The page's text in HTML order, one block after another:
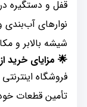
قفل و دستگیره
نوارهای آب‌بندی
شیشه بالابر و
🌟 مزایای خرید
فروشگاه اینترنتی
تأمین قطعات